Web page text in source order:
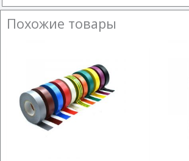
Похожие товары